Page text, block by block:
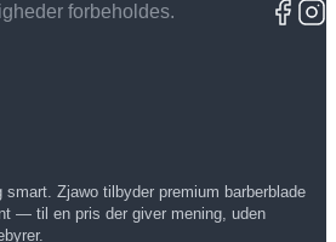
forbeholdes.
Zjawo tilbyder premium barberblade
— til en pris der giver mening, uden